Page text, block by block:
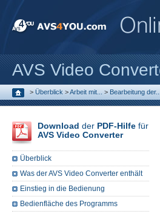
AVS Video
> Überblick >Arbeit mit... > Bearbeitung der...
Download der PDF-Hilfe für
AVS Video Converter
Überblick
Was der AVS Video Converter enthält
Einstieg in die Bedienung
Bedienfläche des Programms